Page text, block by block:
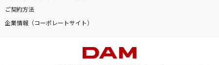
ご契約方法
企業情報（コーポレートサイト）